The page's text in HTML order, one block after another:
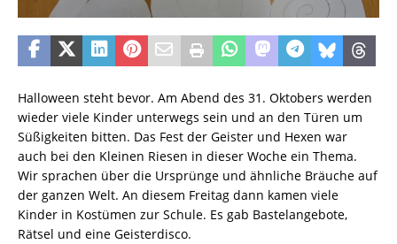
Halloween steht bevor. Am Abend des 31. Oktobers werden
wieder viele Kinder unterwegs sein und an den Türen um
Süßigkeiten bitten. Das Fest der Geister und Hexen war
auch bei den Kleinen Riesen in dieser Woche ein Thema.
Wir sprachen über die Ursprünge und ähnliche Bräuche auf
der ganzen Welt. An diesem Freitag dann kamen viele
Kinder in Kostümen zur Schule. Es gab Bastelangebote,
Rätsel und eine Geisterdisco.